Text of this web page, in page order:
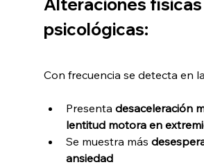
Alteraciones
psicológicas:
Con frecuencia se detecta en
Presenta desaceleración
lentitud motora en
Se muestra más
ansiedad